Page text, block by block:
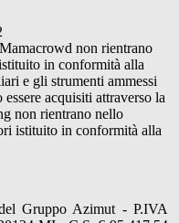
non rientrano
in conformità alla
e gli strumenti ammessi
acquisiti attraverso la
non rientrano nello
istituito in conformità alla
Gruppo Azimut - P.IVA